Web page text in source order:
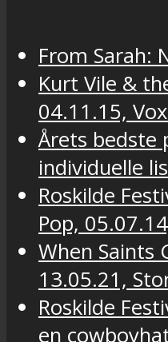
From Sarah:
Kurt Vile &
04.11.15,
Årets bedste
individuelle
Roskilde
Pop,
When Saints
13.05.21,
Roskilde
en